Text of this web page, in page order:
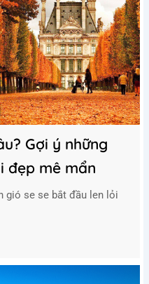
Gợi ý những
đẹp mê mẩn
gió se se bắt đầu len lỏi